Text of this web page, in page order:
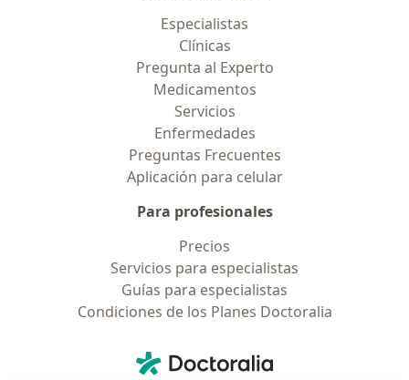
Especialistas
Clínicas
Pregunta al Experto
Medicamentos
Servicios
Enfermedades
Preguntas Frecuentes
Aplicación para celular
Para profesionales
Precios
Servicios para especialistas
Guías para especialistas
Condiciones de los Planes Doctoralia
Doctoralia - Página de inicio